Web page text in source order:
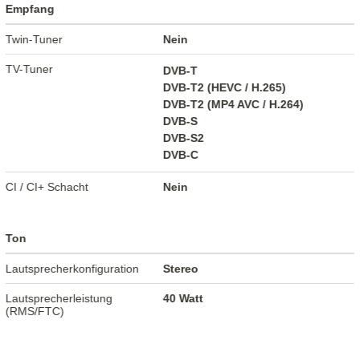
Empfang
Twin-Tuner Nein
TV-Tuner
DVB-T
DVB-T2 (HEVC / H.265)
DVB-T2 (MP4 AVC / H.264)
DVB-S
DVB-S2
DVB-C
CI / CI+ Schacht Nein
Ton
Lautsprecherkonfiguration Stereo
Lautsprecherleistung
(RMS/FTC)
40 Watt